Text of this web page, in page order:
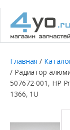
Главная /
/ Радиатор
507672-001, HP
1366, 1U